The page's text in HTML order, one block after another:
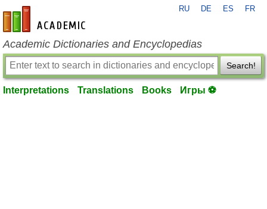
en-academic.com
RU DE ES FR
Academic Dictionaries and Encyclopedias
Search!
Interpretations Translations Books Игры ⚽